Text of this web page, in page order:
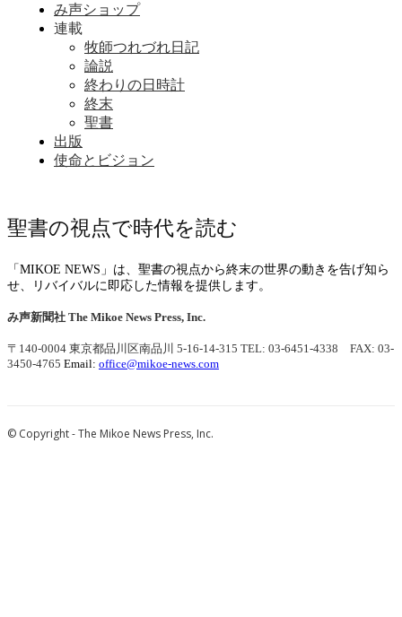
み声ショップ
連載
牧師つれづれ日記
論説
終わりの日時計
終末
聖書
出版
使命とビジョン
聖書の視点で時代を読む
「MIKOE NEWS」は、聖書の視点から終末の世界の動きを告げ知ら
せ、リバイバルに即応した情報を提供します。
み声新聞社 The Mikoe News Press, Inc.
〒140-0004 東京都品川区南品川 5-16-14-315 TEL: 03-6451-4338 FAX: 03-
3450-4765 Email: office@mikoe-news.com
© Copyright - The Mikoe News Press, Inc.